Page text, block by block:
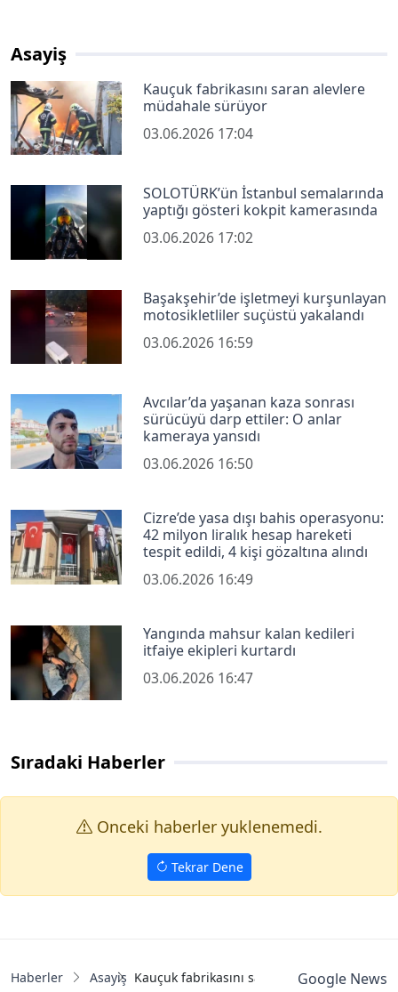
Asayiş
Kauçuk fabrikasını saran alevlere
müdahale sürüyor
03.06.2026 17:04
SOLOTÜRK’ün İstanbul semalarında
yaptığı gösteri kokpit kamerasında
03.06.2026 17:02
Başakşehir’de işletmeyi kurşunlayan
motosikletliler suçüstü yakalandı
03.06.2026 16:59
Avcılar’da yaşanan kaza sonrası
sürücüyü darp ettiler: O anlar
kameraya yansıdı
03.06.2026 16:50
Cizre’de yasa dışı bahis operasyonu:
42 milyon liralık hesap hareketi
tespit edildi, 4 kişi gözaltına alındı
03.06.2026 16:49
Yangında mahsur kalan kedileri
itfaiye ekipleri kurtardı
03.06.2026 16:47
Sıradaki Haberler
Onceki haberler yuklenemedi.
Tekrar Dene
Haberler Asayiş Kauçuk fabrikasını saran alevlereGoogle News